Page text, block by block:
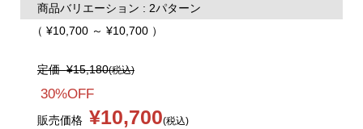
商品バリエーション : 2パターン
（ ¥10,700 ～ ¥10,700 ）
定価¥15,180(税込)
30%OFF
販売価格 ¥10,700(税込)